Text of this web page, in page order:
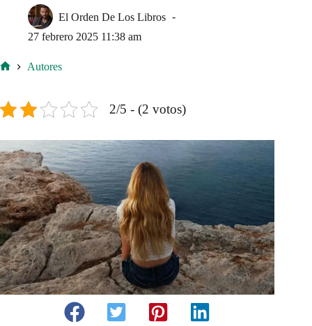
El Orden De Los Libros
27 febrero 2025 11:38 am
Autores
2/5 - (2 votos)